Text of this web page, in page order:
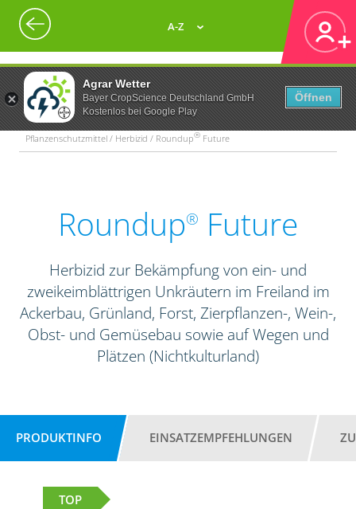
Agrar Wetter
Bayer CropScience Deutschland GmbH
Kostenlos bei Google Play
Öffnen
A-Z
Pflanzenschutzmittel / Herbizid / Roundup® Future
Roundup® Future
Herbizid zur Bekämpfung von ein- und
zweikeimblättrigen Unkräutern im Freiland im
Ackerbau, Grünland, Forst, Zierpflanzen-, Wein-,
Obst- und Gemüsebau sowie auf Wegen und
Plätzen (Nichtkulturland)
PRODUKTINFO EINSATZEMPFEHLUNGEN
TOP